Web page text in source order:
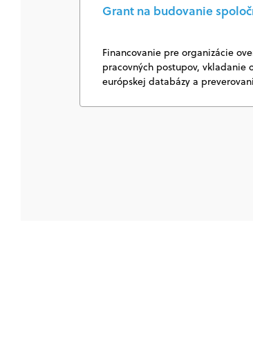
Grant na budovanie
Financovanie pre organizácie
pracovných postupov, vkladanie
európskej databázy a